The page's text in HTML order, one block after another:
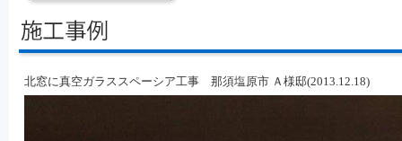
北窓に真空ガラススペーシア工事 那須塩原市 Ａ様邸(2013.12.18)